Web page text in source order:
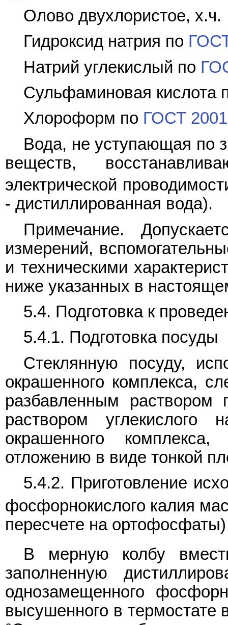
Олово двухлористое, х.ч.
Гидроксид натрия по
Натрий углекислый по
Сульфаминовая кислота
Хлороформ по ГОСТ
Вода, не уступающая по
веществ,
электрической
- дистиллированная вода).
Примечание.
измерений,
и техническими
ниже указанных в
5.4. Подготовка к
5.4.1. Подготовка посуды
Стеклянную посуду,
окрашенного комплекса,
разбавленным раствором
раствором углекислого
окрашенного
отложению в виде тонкой
5.4.2. Приготовление
фосфорнокислого калия
пересчете на ортофосфаты)
В мерную колбу
заполненную
однозамещенного
высушенного в термостате